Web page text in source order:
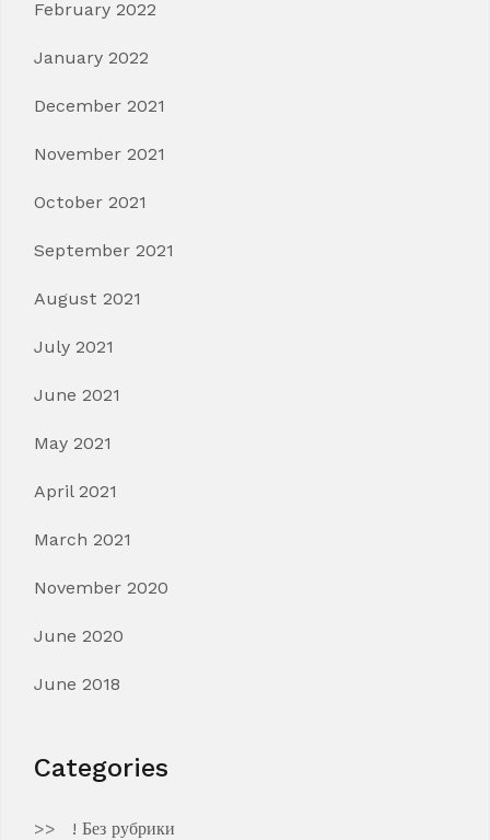
February 2022
January 2022
December 2021
November 2021
October 2021
September 2021
August 2021
July 2021
June 2021
May 2021
April 2021
March 2021
November 2020
June 2020
June 2018
Categories
! Без рубрики